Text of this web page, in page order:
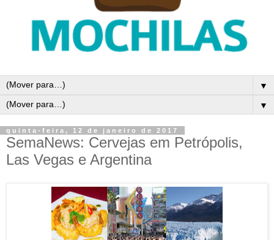
▼
▼
quinta-feira, 12 de janeiro de 2017
SemaNews: Cervejas em Petrópolis,
Las Vegas e Argentina